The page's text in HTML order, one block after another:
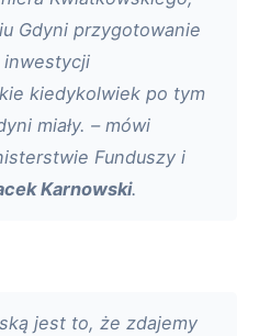
Gdyni przygotowanie
kiedykolwiek po tym
miały. – mówi
Funduszy i
Karnowski.
jest to, że zdajemy